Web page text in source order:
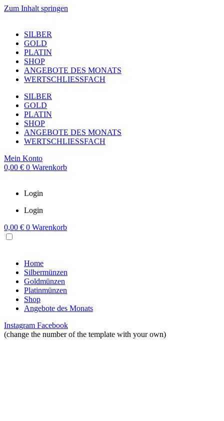
Zum Inhalt springen
SILBER
GOLD
PLATIN
SHOP
ANGEBOTE DES MONATS
WERTSCHLIESSFACH
SILBER
GOLD
PLATIN
SHOP
ANGEBOTE DES MONATS
WERTSCHLIESSFACH
Mein Konto
0,00 € 0 Warenkorb
Login
Login
0,00 € 0 Warenkorb
Home
Silbermünzen
Goldmünzen
Platinmünzen
Shop
Angebote des Monats
Instagram Facebook
(change the number of the template with your own)